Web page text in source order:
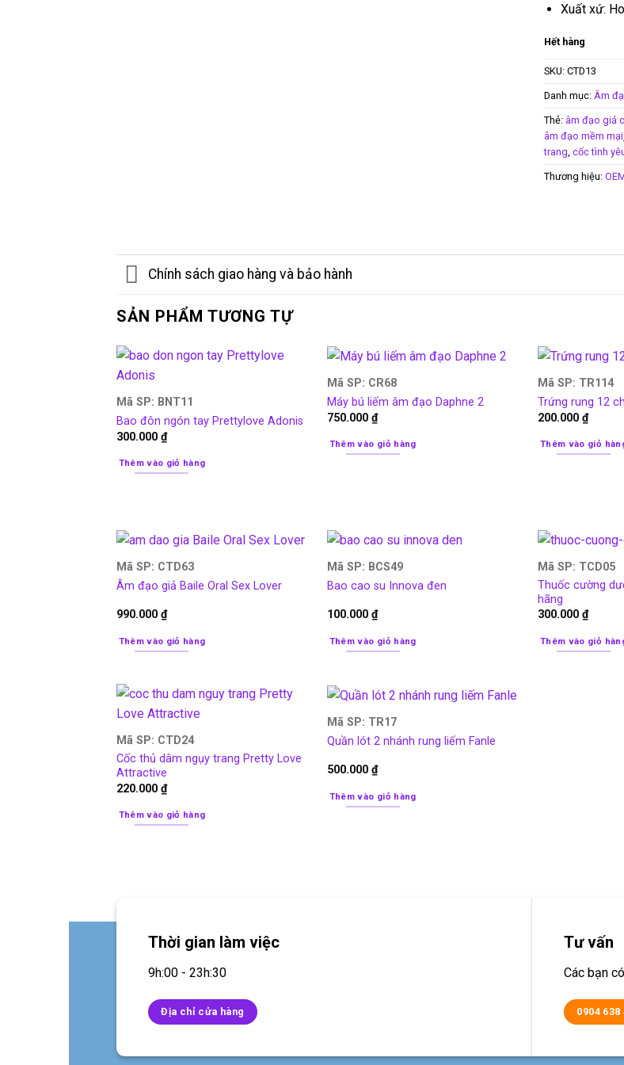
Xuất xứ:
Hết hàng
SKU: CTD13
Danh mục: Âm
Thẻ: âm đạo giả
âm đạo mềm mại
trang cốc tình
Thương hiệu:
Chính sách giao hàng và bảo hành
SẢN PHẨM TƯƠNG TỰ
Mã SP: BNT11
Bao đôn ngón tay Prettylove Adonis
300.000 ₫
Thêm vào giỏ hàng
Mã SP: CR68
Máy bú liếm âm đạo Daphne 2
750.000₫
Thêm vào giỏ hàng
Mã SP: TR114
Trứng rung 12
200.000₫
Thêm vào giỏ
Mã SP: CTD63
Âm đạo giả Baile Oral Sex Lover
990.000 ₫
Thêm vào giỏ hàng
Mã SP: BCS49
Bao cao su Innova đen
100.000₫
Thêm vào giỏ hàng
Mã SP: TCD05
Thuốc cường
hãng
300.000₫
Thêm vào giỏ
Mã SP: CTD24
Cốc thủ dâm ngụy trang Pretty Love
Attractive
220.000 ₫
Thêm vào giỏ hàng
Mã SP: TR17
Quần lót 2 nhánh rung liếm Fanle
500.000₫
Thêm vào giỏ hàng
Thời gian làm việc
9h:00 - 23h:30
Địa chỉ cửa hàng
Tư vấn
Các bạn
0904 638